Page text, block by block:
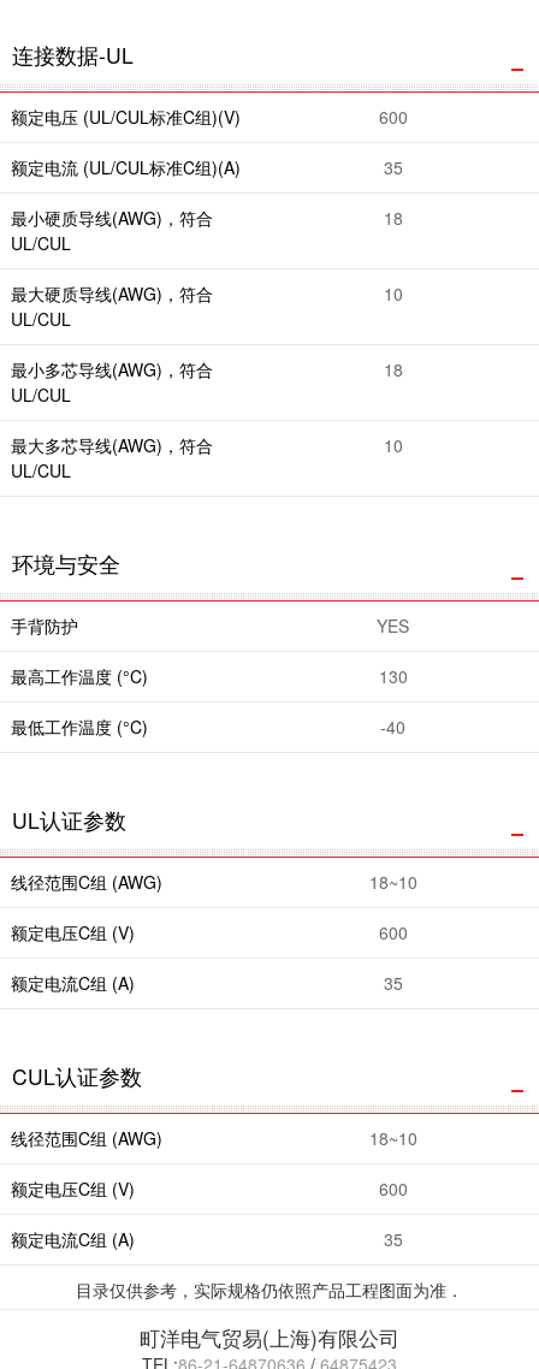
连接数据-UL
额定电压 (UL/CUL标准C组)(V) 600
额定电流 (UL/CUL标准C组)(A) 35
最小硬质导线(AWG)，符合
UL/CUL
18
最大硬质导线(AWG)，符合
UL/CUL
10
最小多芯导线(AWG)，符合
UL/CUL
18
最大多芯导线(AWG)，符合
UL/CUL
10
环境与安全
手背防护 YES
最高工作温度 (°C) 130
最低工作温度 (°C) -40
UL认证参数
线径范围C组 (AWG) 18~10
额定电压C组 (V) 600
额定电流C组 (A) 35
CUL认证参数
线径范围C组 (AWG) 18~10
额定电压C组 (V) 600
额定电流C组 (A) 35
目录仅供参考，实际规格仍依照产品工程图面为准．
町洋电气贸易(上海)有限公司
TEL:86-21-64870636 / 64875423